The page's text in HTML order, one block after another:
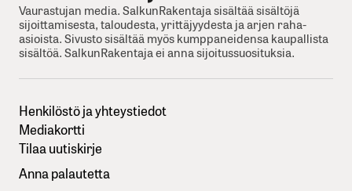
Vaurastujan media. SalkunRakentaja sisältää sisältöjä
sijoittamisesta, taloudesta, yrittäjyydesta ja arjen raha-
asioista. Sivusto sisältää myös kumppaneidensa kaupallista
sisältöä. SalkunRakentaja ei anna sijoitussuosituksia.
Henkilöstö ja yhteystiedot
Mediakortti
Tilaa uutiskirje
Anna palautetta